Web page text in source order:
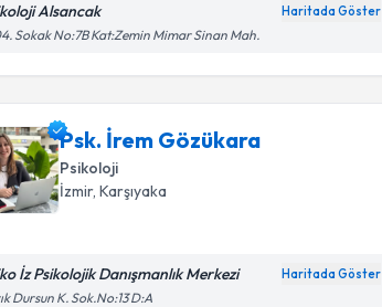
Alsancak Haritada Göster
Sokak No:7B Kat:Zemin Mimar Sinan Mah.
Psk. İrem Gözükara
Psikoloji
İzmir, Karşıyaka
İz Psikolojik Danışmanlık Merkezi Haritada Göster
Dursun K. Sok.No:13 D:A